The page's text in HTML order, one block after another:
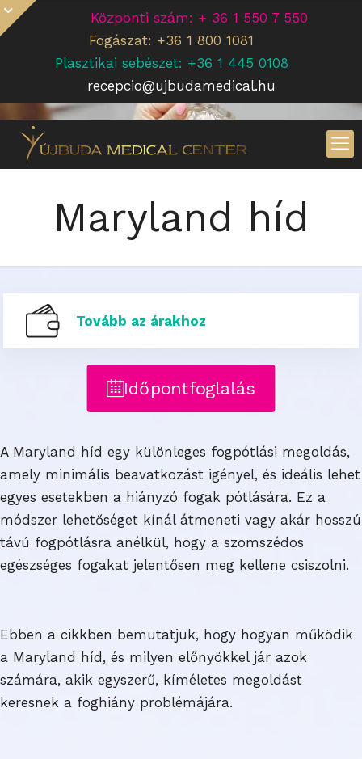
Központi szám: + 36 1 550 7 550
Fogászat: +36 1 800 1081
Plasztikai sebészet: +36 1 445 0108
recepcio@ujbudamedical.hu
Maryland híd
Tovább az árakhoz
Időpontfoglalás
A Maryland híd egy különleges fogpótlási megoldás,
amely minimális beavatkozást igényel, és ideális lehet
egyes esetekben a hiányzó fogak pótlására. Ez a
módszer lehetőséget kínál átmeneti vagy akár hosszú
távú fogpótlásra anélkül, hogy a szomszédos
egészséges fogakat jelentősen meg kellene csiszolni.
Ebben a cikkben bemutatjuk, hogy hogyan működik
a Maryland híd, és milyen előnyökkel jár azok
számára, akik egyszerű, kíméletes megoldást
keresnek a foghiány problémájára.